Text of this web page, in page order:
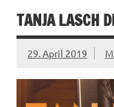
TANJA LASCH
29. April 2019